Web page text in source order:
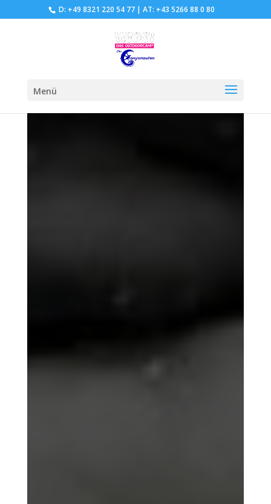
D: +49 8321 220 54 77| AT: +43 5266 88 0 80
Menü